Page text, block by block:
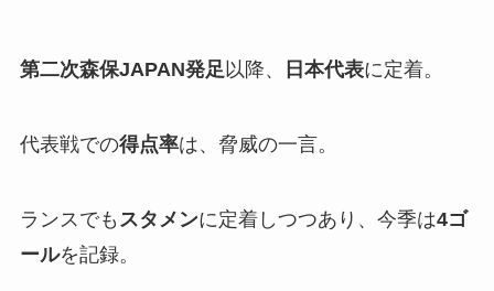
第二次森保JAPAN発足以降、 日本代表に定着。
代表戦での得点率は、脅威の一言。
ランスでも スタメンに定着しつつあり、今季は4ゴ
ールを記録。